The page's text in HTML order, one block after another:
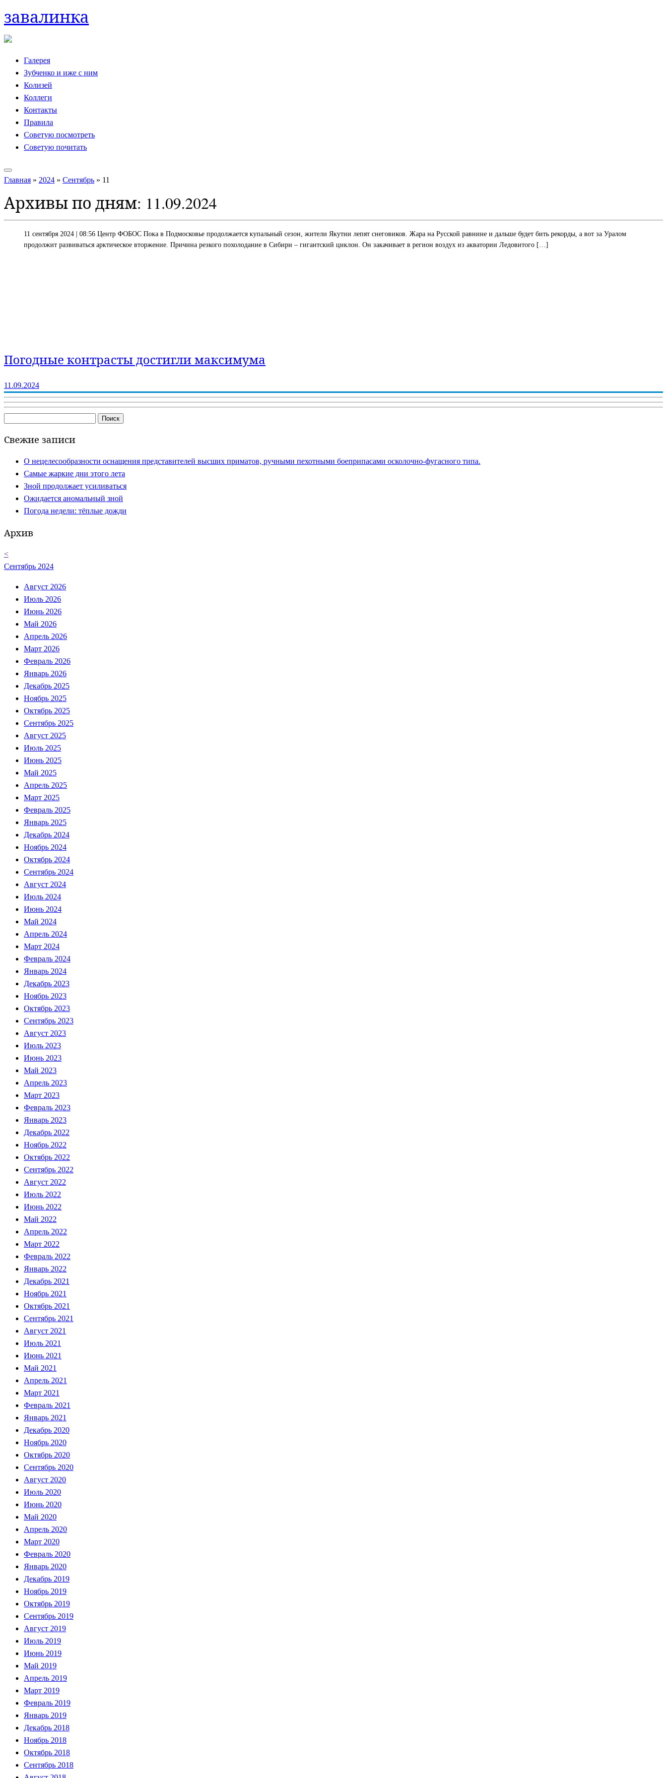
Skip
content
завалинка
Галерея
Зубченко и иже с ним
Колизей
Коллеги
Контакты
Правила
Советую посмотреть
Советую почитать
Главная » 2024 » Сентябрь » 11
Архивы по дням: 11.09.2024
11 сентября 2024 | 08:56 Центр ФОБОС Пока в Подмосковье продолжается купальный сезон, жители Якутии лепят снеговиков. Жара на Русской равнине и дальше будет бить рекорды, а вот за Уралом
продолжит развиваться арктическое вторжение. Причина резкого похолодание в Сибири – гигантский циклон. Он закачивает в регион воздух из акватории Ледовитого […]
Погодные контрасты достигли максимума
11.09.2024
Свежие записи
О нецелесообразности оснащения представителей высших приматов, ручными пехотными боеприпасами осколочно-фугасного типа.
Самые жаркие дни этого лета
Зной продолжает усиливаться
Ожидается аномальный зной
Погода недели: тёплые дожди
Архив
<
Сентябрь 2024
Август 2026
Июль 2026
Июнь 2026
Май 2026
Апрель 2026
Март 2026
Февраль 2026
Январь 2026
Декабрь 2025
Ноябрь 2025
Октябрь 2025
Сентябрь 2025
Август 2025
Июль 2025
Июнь 2025
Май 2025
Апрель 2025
Март 2025
Февраль 2025
Январь 2025
Декабрь 2024
Ноябрь 2024
Октябрь 2024
Сентябрь 2024
Август 2024
Июль 2024
Июнь 2024
Май 2024
Апрель 2024
Март 2024
Февраль 2024
Январь 2024
Декабрь 2023
Ноябрь 2023
Октябрь 2023
Сентябрь 2023
Август 2023
Июль 2023
Июнь 2023
Май 2023
Апрель 2023
Март 2023
Февраль 2023
Январь 2023
Декабрь 2022
Ноябрь 2022
Октябрь 2022
Сентябрь 2022
Август 2022
Июль 2022
Июнь 2022
Май 2022
Апрель 2022
Март 2022
Февраль 2022
Январь 2022
Декабрь 2021
Ноябрь 2021
Октябрь 2021
Сентябрь 2021
Август 2021
Июль 2021
Июнь 2021
Май 2021
Апрель 2021
Март 2021
Февраль 2021
Январь 2021
Декабрь 2020
Ноябрь 2020
Октябрь 2020
Сентябрь 2020
Август 2020
Июль 2020
Июнь 2020
Май 2020
Апрель 2020
Март 2020
Февраль 2020
Январь 2020
Декабрь 2019
Ноябрь 2019
Октябрь 2019
Сентябрь 2019
Август 2019
Июль 2019
Июнь 2019
Май 2019
Апрель 2019
Март 2019
Февраль 2019
Январь 2019
Декабрь 2018
Ноябрь 2018
Октябрь 2018
Сентябрь 2018